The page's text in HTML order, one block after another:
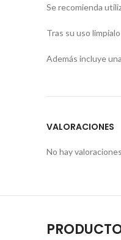
Se recomienda
Tras su uso
Además incluye
VALORACIONES
No hay